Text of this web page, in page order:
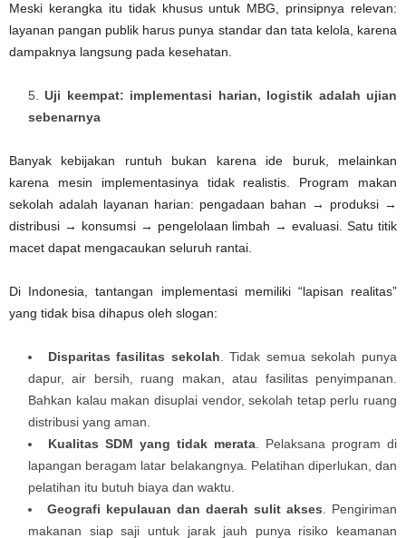
Meski kerangka itu tidak khusus untuk MBG, prinsipnya relevan:
layanan pangan publik harus punya standar dan tata kelola, karena
dampaknya langsung pada kesehatan.
Uji keempat: implementasi harian, logistik adalah ujian
sebenarnya
Banyak kebijakan runtuh bukan karena ide buruk, melainkan
karena mesin implementasinya tidak realistis. Program makan
sekolah adalah layanan harian: pengadaan bahan → produksi →
distribusi → konsumsi → pengelolaan limbah → evaluasi. Satu titik
macet dapat mengacaukan seluruh rantai.
Di Indonesia, tantangan implementasi memiliki “lapisan realitas”
yang tidak bisa dihapus oleh slogan:
Disparitas fasilitas sekolah. Tidak semua sekolah punya
dapur, air bersih, ruang makan, atau fasilitas penyimpanan.
Bahkan kalau makan disuplai vendor, sekolah tetap perlu ruang
distribusi yang aman.
Kualitas SDM yang tidak merata. Pelaksana program di
lapangan beragam latar belakangnya. Pelatihan diperlukan, dan
pelatihan itu butuh biaya dan waktu.
Geografi kepulauan dan daerah sulit akses. Pengiriman
makanan siap saji untuk jarak jauh punya risiko keamanan